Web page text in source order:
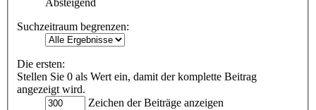
Absteigend
Suchzeitraum begrenzen:
Die ersten:
Stellen Sie 0 als Wert ein, damit der komplette Beitrag
angezeigt wird.
Zeichen der Beiträge anzeigen